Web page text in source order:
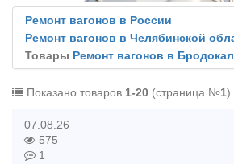
Ремонт вагонов в России
Ремонт вагонов в Челябинской
Товары Ремонт вагонов в
Показано товаров 1-20 (страница №1).
07.08.26
575
1